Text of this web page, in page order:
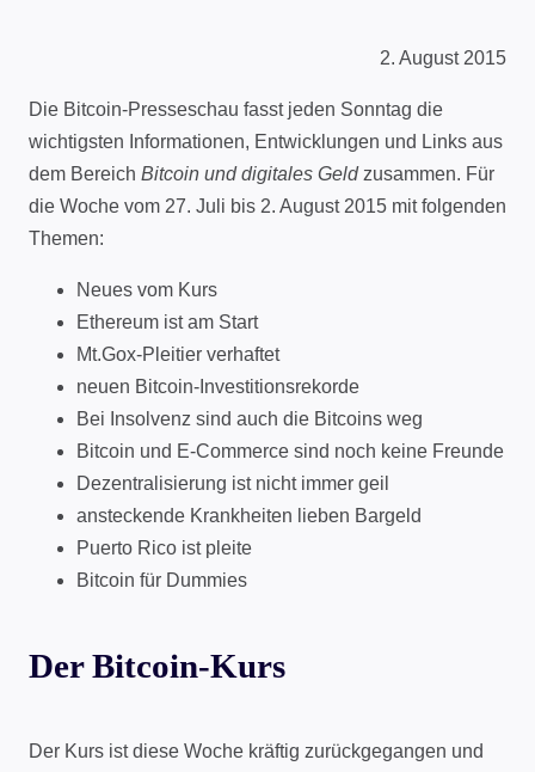
2. August 2015
Die Bitcoin-Presseschau fasst jeden Sonntag die
wichtigsten Informationen, Entwicklungen und Links aus
dem Bereich Bitcoin und digitales Geldzusammen. Für
die Woche vom 27. Juli bis 2. August 2015 mit folgenden
Themen:
Neues vom Kurs
Ethereum ist am Start
Mt.Gox-Pleitier verhaftet
neuen Bitcoin-Investitionsrekorde
Bei Insolvenz sind auch die Bitcoins weg
Bitcoin und E-Commerce sind noch keine Freunde
Dezentralisierung ist nicht immer geil
ansteckende Krankheiten lieben Bargeld
Puerto Rico ist pleite
Bitcoin für Dummies
Der Bitcoin-Kurs
Der Kurs ist diese Woche kräftig zurückgegangen und